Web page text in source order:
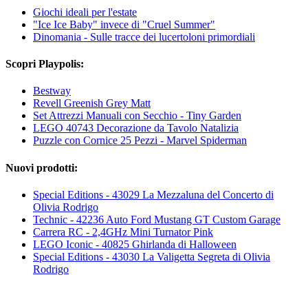
Giochi ideali per l'estate
"Ice Ice Baby" invece di "Cruel Summer"
Dinomania - Sulle tracce dei lucertoloni primordiali
Scopri Playpolis:
Bestway
Revell Greenish Grey Matt
Set Attrezzi Manuali con Secchio - Tiny Garden
LEGO 40743 Decorazione da Tavolo Natalizia
Puzzle con Cornice 25 Pezzi - Marvel Spiderman
Nuovi prodotti:
Special Editions - 43029 La Mezzaluna del Concerto di
Olivia Rodrigo
Technic - 42236 Auto Ford Mustang GT Custom Garage
Carrera RC - 2,4GHz Mini Turnator Pink
LEGO Iconic - 40825 Ghirlanda di Halloween
Special Editions - 43030 La Valigetta Segreta di Olivia
Rodrigo